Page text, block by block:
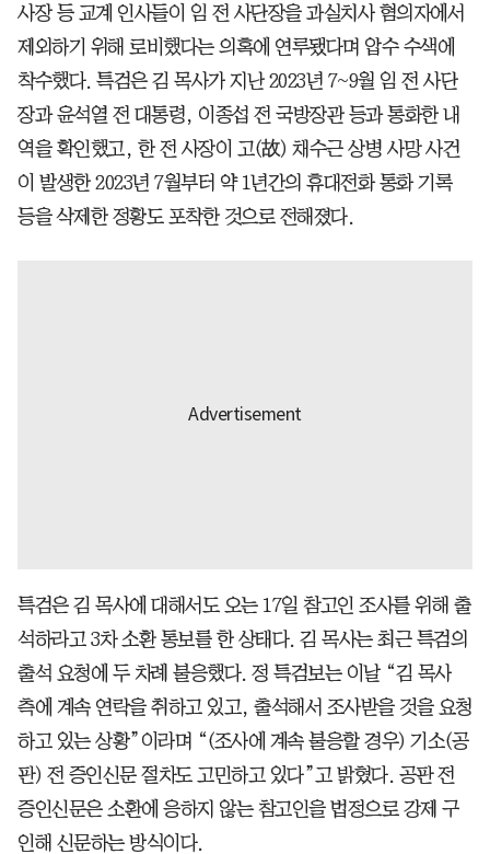
사장 등 교계 인사들이 임 전 사단장을 과실치사 혐의자에서
제외하기 위해 로비했다는 의혹에 연루됐다며 압수 수색에
착수했다. 특검은 김 목사가 지난 2023년 7~9월 임 전 사단
장과 윤석열 전 대통령, 이종섭 전 국방장관 등과 통화한 내
역을 확인했고, 한 전 사장이 고(故) 채수근 상병 사망 사건
이 발생한 2023년 7월부터 약 1년간의 휴대전화 통화 기록
등을 삭제한 정황도 포착한 것으로 전해졌다.
특검은 김 목사에 대해서도 오는 17일 참고인 조사를 위해 출
석하라고 3차 소환 통보를 한 상태다. 김 목사는 최근 특검의
출석 요청에 두 차례 불응했다. 정 특검보는 이날 “김 목사
측에 계속 연락을 취하고 있고, 출석해서 조사받을 것을 요청
하고 있는 상황”이라며 “(조사에 계속 불응할 경우) 기소(공
판) 전 증인신문 절차도 고민하고 있다”고 밝혔다. 공판 전
증인신문은 소환에 응하지 않는 참고인을 법정으로 강제 구
인해 신문하는 방식이다.